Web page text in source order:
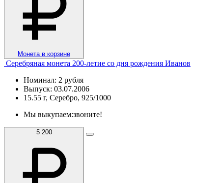
Монета в корзине
Серебряная монета 200-летие со дня рождения Иванов
Номинал: 2 рубля
Выпуск: 03.07.2006
15.55 г, Серебро, 925/1000
Мы выкупаем:звоните!
5 200